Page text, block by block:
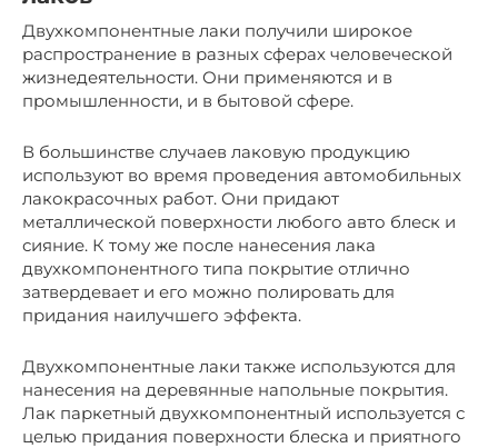
Двухкомпонентные лаки получили широкое
распространение в разных сферах человеческой
жизнедеятельности. Они применяются и в
промышленности, и в бытовой сфере.
В большинстве случаев лаковую продукцию
используют во время проведения автомобильных
лакокрасочных работ. Они придают
металлической поверхности любого авто блеск и
сияние. К тому же после нанесения лака
двухкомпонентного типа покрытие отлично
затвердевает и его можно полировать для
придания наилучшего эффекта.
Двухкомпонентные лаки также используются для
нанесения на деревянные напольные покрытия.
Лак паркетный двухкомпонентный используется с
целью придания поверхности блеска и приятного